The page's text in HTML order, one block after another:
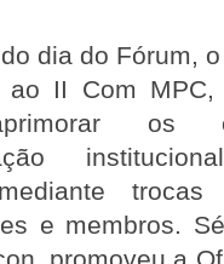
dia do Fórum,
ao II Com MPC,
os
e membros.